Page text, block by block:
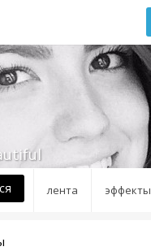
лента эффекты